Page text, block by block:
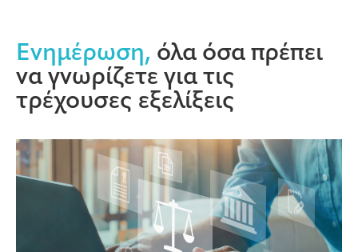
Ενημέρωση, όλα όσα πρέπει
να γνωρίζετε για τις
τρέχουσες εξελίξεις